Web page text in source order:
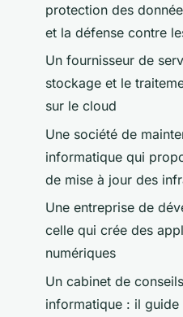
protection des
et la défense contre
Un fournisseur de
stockage et le
sur le cloud
Une société de
informatique qui
de mise à jour des
Une entreprise de
celle qui crée des
numériques
Un cabinet de
informatique : il guide